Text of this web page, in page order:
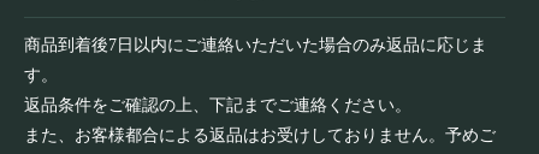
商品到着後7日以内にご連絡いただいた場合のみ返品に応じま
す。
返品条件をご確認の上、下記までご連絡ください。
また、お客様都合による返品はお受けしておりません。予めご